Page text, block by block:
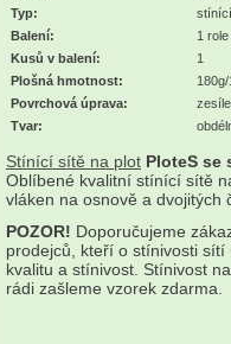
Typ:
Balení:
1 role
Kusů v balení:
1
Plošná hmotnost:
Povrchová úprava:
Tvar:
Stínící sítě na plot PloteS se
Oblíbené kvalitní stínící sítě
vláken na osnově a dvojitých
POZOR! Doporučujeme
prodejců, kteří o stínivosti
kvalitu a stínivost. Stínivost
rádi zašleme vzorek zdarma.